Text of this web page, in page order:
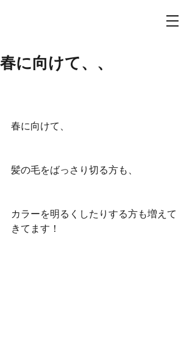
春に向けて、、
春に向けて、
髪の毛をばっさり切る方も、
カラーを明るくしたりする方も増えて
きてます！